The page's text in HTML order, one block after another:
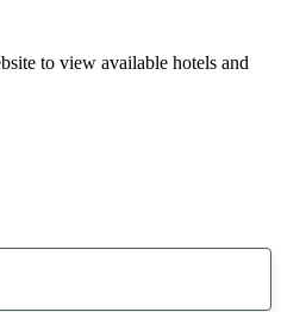
to view available hotels and
sugestia